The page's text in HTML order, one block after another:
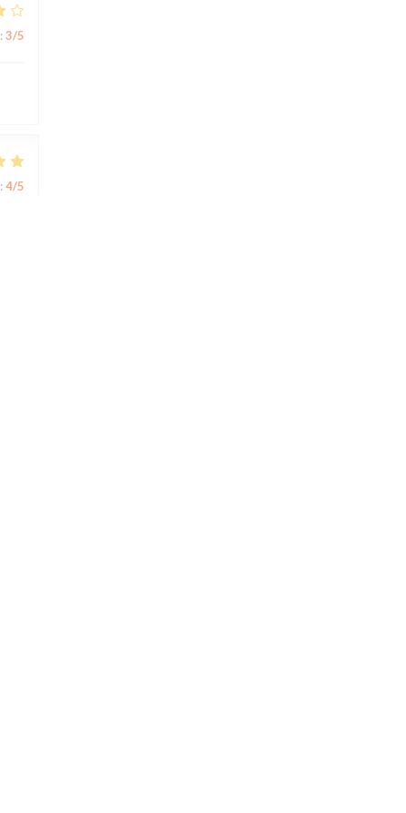
: 3/5
: 4/5